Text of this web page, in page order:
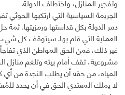
الجريمة السياسية التي ارتكبها الحوثي
دمر الدولة بكل قداستها ورمزيتها.
العملية التي قام بها. سيتوقف كل شيء.
غير ذلك، فمن الحق المواطن الذي
مشروعية، تقف أمام بيته وتلغم منازل
المياه، من حقه أن يطلب النجدة من أي
لا يملك المعتدي الحق في أن يحدد